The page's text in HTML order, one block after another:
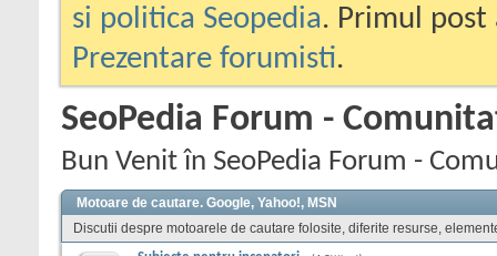
si politica Seopedia. Primul
Prezentare forumisti.
SeoPedia Forum -
Bun Venit în SeoPedia Forum -
Motoare de cautare. Google, Yahoo!, MSN
Discutii despre motoarele de cautare folosite, diferite resurse,